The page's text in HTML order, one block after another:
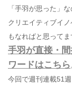
「手羽が思った」
クリエイティブイ
もなればと思ってま
手羽が直接・
ワードはこちら
今回で週刊連載51週